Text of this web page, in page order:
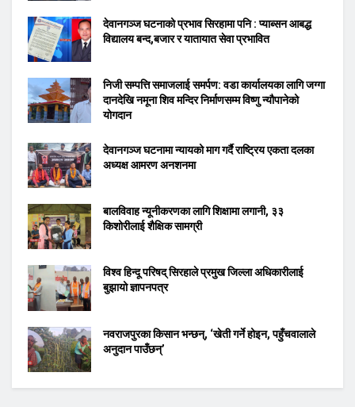
देवानगञ्ज घटनाको प्रभाव सिरहामा पनि : प्याब्सन आबद्ध
विद्यालय बन्द,बजार र यातायात सेवा प्रभावित
निजी सम्पत्ति समाजलाई समर्पण: वडा कार्यालयका लागि जग्गा
दानदेखि नमूना शिव मन्दिर निर्माणसम्म विष्णु न्यौपानेको
योगदान
देवानगञ्ज घटनामा न्यायको माग गर्दै राष्ट्रिय एकता दलका
अध्यक्ष आमरण अनशनमा
बालविवाह न्यूनीकरणका लागि शिक्षामा लगानी, ३३
किशोरीलाई शैक्षिक सामग्री
विश्व हिन्दू परिषद् सिरहाले प्रमुख जिल्ला अधिकारीलाई
बुझायो ज्ञापनपत्र
नवराजपुरका किसान भन्छन्, ‘खेती गर्ने होइन, पहुँचवालाले
अनुदान पाउँछन्’